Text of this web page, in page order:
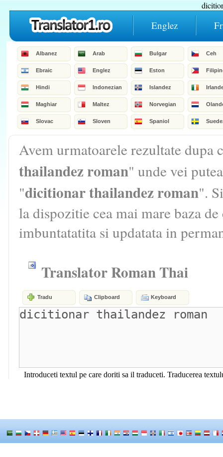
Englez
Albanez Arab Bulgar Ceh
Ebraic Englez Eston
Hindi Indonezian Islandez
Maghiar Maltez Norvegian
Slovac Sloven Spaniol
Avem urmatoarele rezultate dupa
thailandez roman" unde vei
"dicitionar thailandez roman".
la dispozitie cea mai mare baza
imbuntatatita si updatata in
Translator Roman Thai
Tradu Clipboard Keyboard
Introduceti textul pe care doriti sa il traduceti. Traducerea